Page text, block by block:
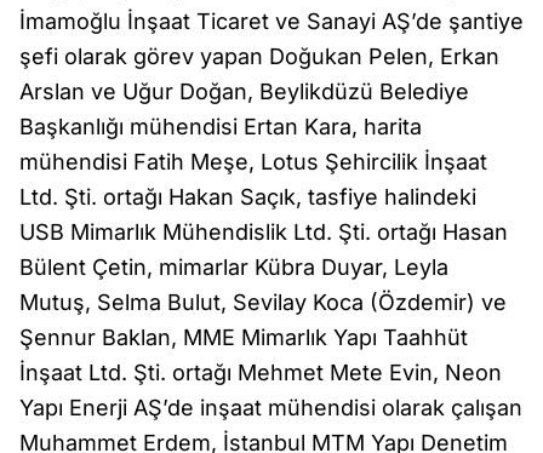
İmamoğlu İnşaat Ticaret ve Sanayi AŞ’de şantiye
şefi olarak görev yapan Doğukan Pelen, Erkan
Arslan ve Uğur Doğan, Beylikdüzü Belediye
Başkanlığı mühendisi Ertan Kara, harita
mühendisi Fatih Meşe, Lotus Şehircilik İnşaat
Ltd. Şti. ortağı Hakan Saçık, tasfiye halindeki
USB Mimarlık Mühendislik Ltd. Şti. ortağı Hasan
Bülent Çetin, mimarlar Kübra Duyar, Leyla
Mutuş, Selma Bulut, Sevilay Koca (Özdemir) ve
Şennur Baklan, MME Mimarlık Yapı Taahhüt
İnşaat Ltd. Şti. ortağı Mehmet Mete Evin, Neon
Yapı Enerji AŞ’de inşaat mühendisi olarak çalışan
Muhammet Erdem, İstanbul MTM Yapı Denetim